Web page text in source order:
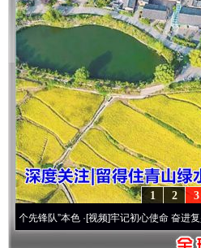
3
2
1
”本色·[视频]牢记初心使命 奋进复兴征程丨